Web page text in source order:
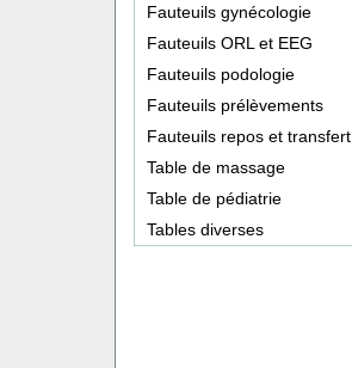
Fauteuils gynécologie
Fauteuils ORL et EEG
Fauteuils podologie
Fauteuils prélèvements
Fauteuils repos et transfert
Table de massage
Table de pédiatrie
Tables diverses